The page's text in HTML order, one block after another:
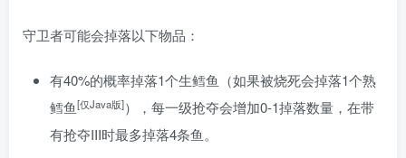
守卫者可能会掉落以下物品：
有40%的概率掉落1个生鳕鱼 （如果被烧死会掉落1个熟
鳕鱼[仅Java版]），每一级抢夺会增加0-1掉落数量，在带
有抢夺III时最多掉落4条鱼。